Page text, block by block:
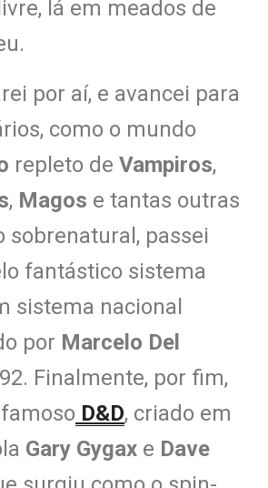
lá em meados de
por aí, e avancei para
como o mundo
repleto de Vampiros,
, Magos e tantas outras
sobrenatural, passei
fantástico sistema
sistema nacional
por Marcelo Del
Finalmente, por fim,
D&D, criado em
Gary Gygax e Dave